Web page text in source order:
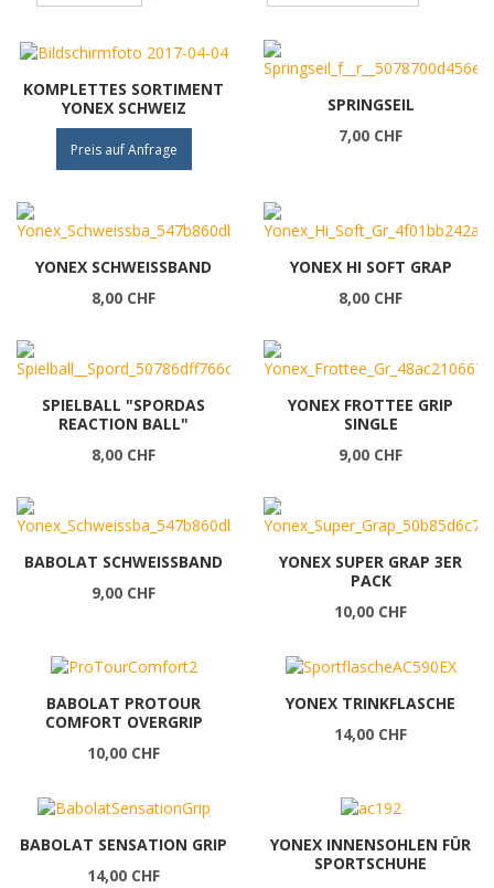
KOMPLETTES SORTIMENT
YONEX SCHWEIZ
Preis auf Anfrage
SPRINGSEIL
7,00 CHF
YONEX SCHWEISSBAND
8,00 CHF
YONEX HI SOFT GRAP
8,00 CHF
SPIELBALL "SPORDAS
REACTION BALL"
8,00 CHF
YONEX FROTTEE GRIP
SINGLE
9,00 CHF
BABOLAT SCHWEISSBAND
9,00 CHF
YONEX SUPER GRAP 3ER
PACK
10,00 CHF
BABOLAT PROTOUR
COMFORT OVERGRIP
10,00 CHF
YONEX TRINKFLASCHE
14,00 CHF
BABOLAT SENSATION GRIP
14,00 CHF
YONEX INNENSOHLEN FÜR
SPORTSCHUHE